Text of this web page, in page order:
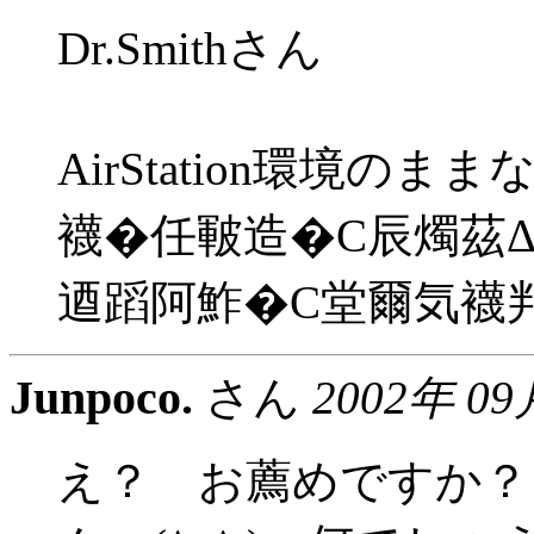
Dr.Smithさん
AirStation環境のまま
襪�任皸造�C辰燭茲
逎蹈阿鮓�C堂爾気
Junpoco. さん 2002年 09
え？ お薦めですか？